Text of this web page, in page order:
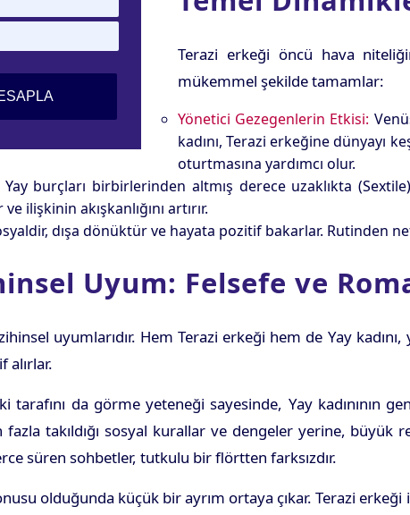
Terazi erkeği öncü hava
mükemmel şekilde tamamlar:
Yönetici Gezegenlerin Etkisi:
kadını, Terazi erkeğine dünyayı
oturtmasına yardımcı olur.
Yay burçları birbirlerinden altmış derece uzaklıkta
ilişkinin akışkanlığını artırır.
dışa dönüktür ve hayata pozitif bakarlar. Rutinden
Uyum: Felsefe ve
uyumlarıdır. Hem Terazi erkeği hem de Yay
alırlar.
da görme yeteneği sayesinde, Yay kadınının
fazla takıldığı sosyal kurallar ve dengeler yerine,
süren sohbetler, tutkulu bir flörtten farksızdır.
olduğunda küçük bir ayrım ortaya çıkar. Terazi